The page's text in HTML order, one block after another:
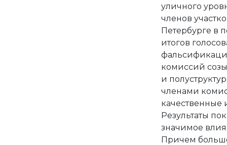
уличного
членов
Петербурге в
итогов
комиссий
и
членами
качественные
Результаты
значимое
Причем